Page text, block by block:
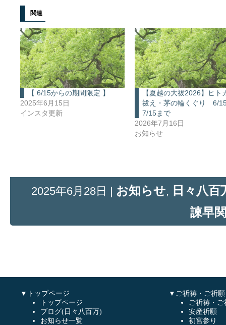
関連
【 6/15からの期間限定 】
2025年6月15日
インスタ更新
【夏越の大祓2026】ヒト
祓え・茅の輪くぐり 6/
7/15まで
2026年7月16日
お知らせ
2025年6月28日 | お知らせ, 日々八
諫早
▼トップページ
トップページ
ブログ(日々八百万)
お知らせ一覧
▼ご祈祷・ご祈願
ご祈祷・
安産祈願
初宮参り